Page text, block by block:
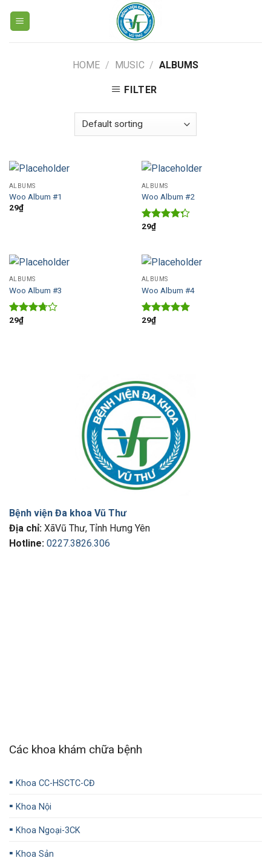
HOME / MUSIC / ALBUMS
FILTER
ALBUMS
Woo Album #1
29₫
ALBUMS
Woo Album #2
Rated
29₫
ALBUMS
Woo Album #3
Rated
29₫
ALBUMS
Woo Album #4
Rated
29₫
Bệnh viện Đa khoa Vũ Thư
Địa chỉ: XãVũ Thư, Tỉnh Hưng Yên
Hotline: 0227.3826.306
Các khoa khám chữa bệnh
▪️ Khoa CC-HSCTC-CĐ
▪️ Khoa Nội
▪️ Khoa Ngoại-3CK
▪️ Khoa Sản